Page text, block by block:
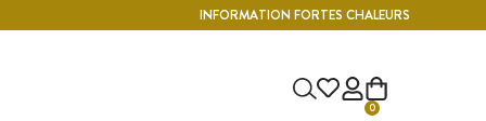
INFORMATION FORTES CHALEURS
0